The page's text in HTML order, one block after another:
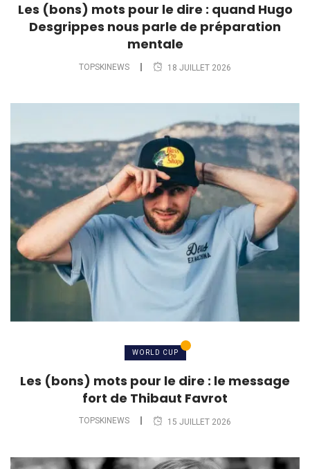
Les (bons) mots pour le dire : quand Hugo
Desgrippes nous parle de préparation
mentale
TOPSKINEWS 18 JUILLET 2026
WORLD CUP
Les (bons) mots pour le dire : le message
fort de Thibaut Favrot
TOPSKINEWS 15 JUILLET 2026